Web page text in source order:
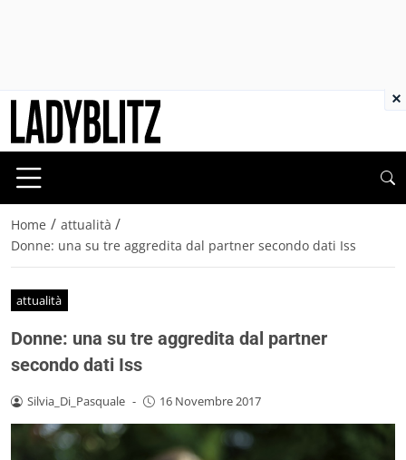
Home / attualità /
Donne: una su tre aggredita dal partner secondo dati Iss
attualità
Donne: una su tre aggredita dal partner
secondo dati Iss
Silvia_Di_Pasquale - 16 Novembre 2017
×